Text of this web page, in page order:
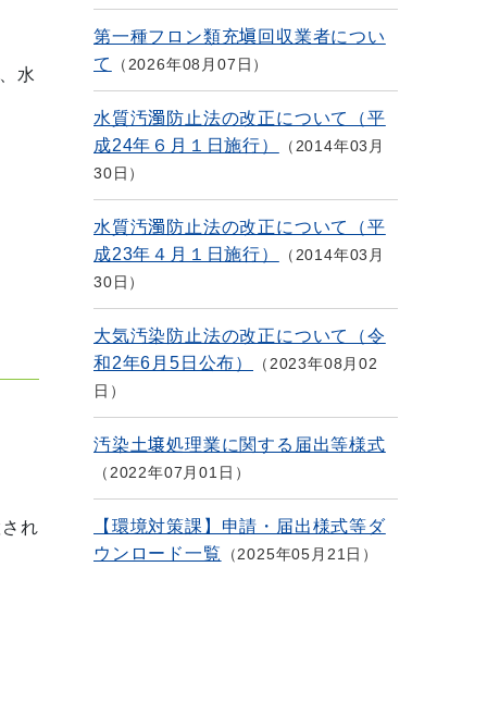
水
れ
第一種フロン類充塡回収業者につい
て
2026年08月07日
水質汚濁防止法の改正について（平
成24年６月１日施行）
2014年03月
30日
水質汚濁防止法の改正について（平
成23年４月１日施行）
2014年03月
30日
大気汚染防止法の改正について（令
和2年6月5日公布）
2023年08月02
日
汚染土壌処理業に関する届出等様式
2022年07月01日
【環境対策課】申請・届出様式等ダ
ウンロード一覧
2025年05月21日